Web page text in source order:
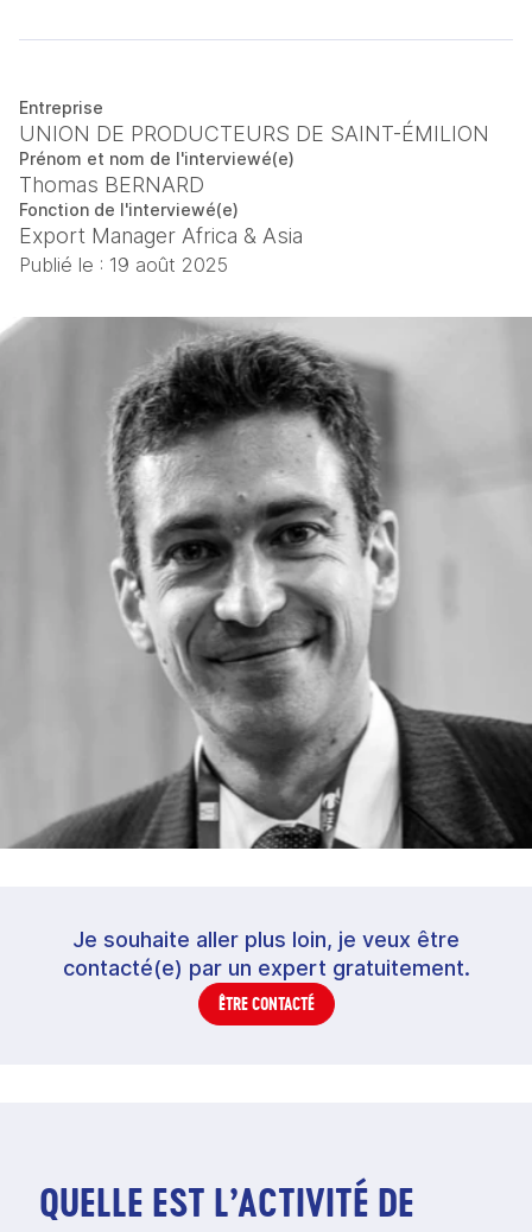
Entreprise
UNION DE PRODUCTEURS DE SAINT-ÉMILION
Prénom et nom de l'interviewé(e)
Thomas BERNARD
Fonction de l'interviewé(e)
Export Manager Africa & Asia
Publié le : 19 août 2025
Je souhaite aller plus loin, je veux être
contacté(e) par un expert gratuitement.
ÊTRE CONTACTÉ
QUELLE EST L’ACTIVITÉ DE